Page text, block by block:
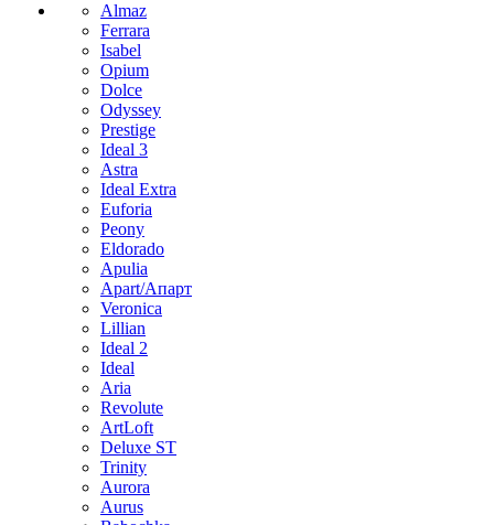
Almaz
Ferrara
Isabel
Opium
Dolce
Odyssey
Prestige
Ideal 3
Astra
Ideal Extra
Euforia
Peony
Eldorado
Apulia
Apart/Апарт
Veronica
Lillian
Ideal 2
Ideal
Aria
Revolute
ArtLoft
Deluxe ST
Trinity
Aurora
Aurus